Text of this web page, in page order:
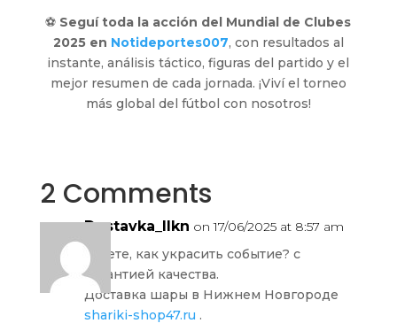
⚽ Seguí toda la acción del Mundial de Clubes
2025 en Notideportes007, con resultados al
instante, análisis táctico, figuras del partido y el
mejor resumen de cada jornada. ¡Viví el torneo
más global del fútbol con nosotros!
2 Comments
Dostavka_llkn on 17/06/2025 at 8:57 am
Ищете, как украсить событие? с
гарантией качества.
Доставка шары в Нижнем Новгороде
shariki-shop47.ru .